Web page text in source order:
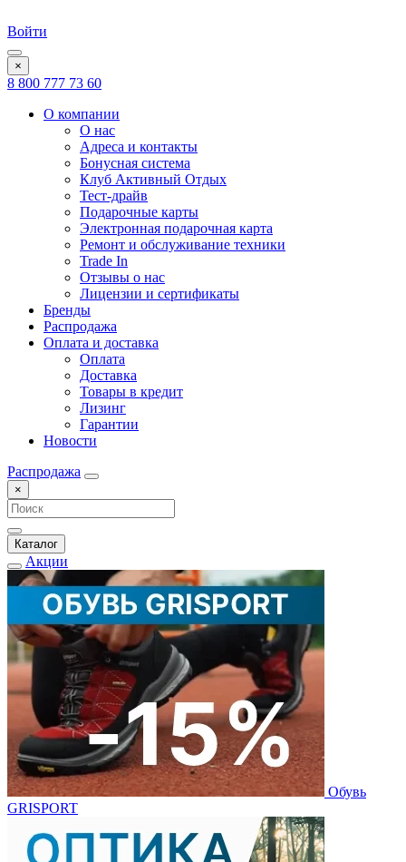
Войти
×
8 800 777 73 60
О компании
О нас
Адреса и контакты
Бонусная система
Клуб Активный Отдых
Тест-драйв
Подарочные карты
Электронная подарочная карта
Ремонт и обслуживание техники
Trade In
Отзывы о нас
Лицензии и сертификаты
Бренды
Распродажа
Оплата и доставка
Оплата
Доставка
Товары в кредит
Лизинг
Гарантии
Новости
Распродажа
×
Каталог
Акции
Обувь
GRISPORT